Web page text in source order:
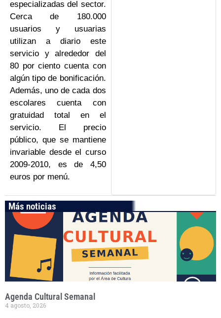
especializadas del sector.
Cerca de 180.000
usuarios y usuarias
utilizan a diario este
servicio y alrededor del
80 por ciento cuenta con
algún tipo de bonificación.
Además, uno de cada dos
escolares cuenta con
gratuidad total en el
servicio. El precio
público, que se mantiene
invariable desde el curso
2009-2010, es de 4,50
euros por menú.
Más noticias
Agenda Cultural Semanal
4 agosto, 2026